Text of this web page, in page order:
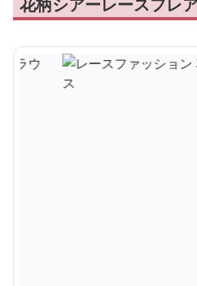
花柄シアーレースフレ